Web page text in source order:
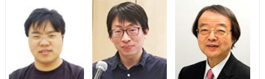
福井大学发现细胞记忆过往并抑制反应的机制，阐明即便DNA相同反应
迥异之谜
科学研究
神户大学确认口服癌症疫苗B440单药给药的安全性，在转移性尿路上皮
癌患者中开展临床试验
日本发布《令和8年版科学技术与创新白皮书》，解读第七期基本计划